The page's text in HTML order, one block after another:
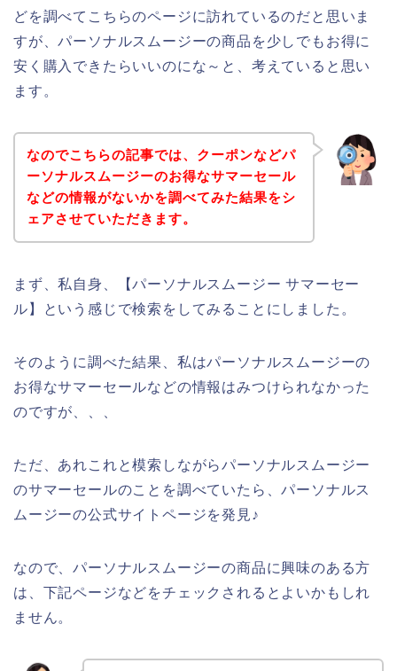
どを調べてこちらのページに訪れているのだと思いま
すが、パーソナルスムージーの商品を少しでもお得に
安く購入できたらいいのにな～と、考えていると思い
ます。
なのでこちらの記事では、クーポンなどパ
ーソナルスムージーのお得なサマーセール
などの情報がないかを調べてみた結果をシ
ェアさせていただきます。
まず、私自身、【パーソナルスムージー サマーセー
ル】という感じで検索をしてみることにしました。
そのように調べた結果、私はパーソナルスムージーの
お得なサマーセールなどの情報はみつけられなかった
のですが、、、
ただ、あれこれと模索しながらパーソナルスムージー
のサマーセールのことを調べていたら、パーソナルス
ムージーの公式サイトページを発見♪
なので、パーソナルスムージーの商品に興味のある方
は、下記ページなどをチェックされるとよいかもしれ
ません。